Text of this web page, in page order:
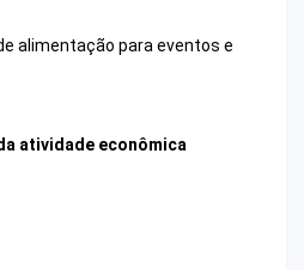
alimentação para eventos e
atividade econômica